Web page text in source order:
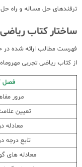
ترفندهای حل مساله و راه
ساختار کتاب
فهرست مطالب ارائه شده
از کتاب ریاضی تجربی
فصل
مرور
تعیین
معادله
تابع درجه
معادله های